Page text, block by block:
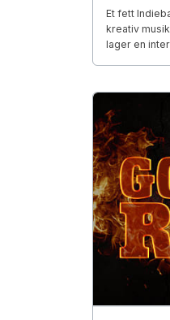
Et fett
kreativ
lager en